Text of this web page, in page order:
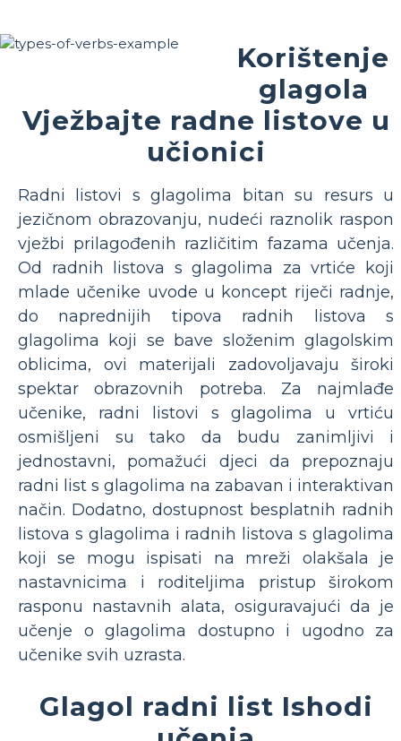
Korištenje
glagola
Vježbajte radne listove u
učionici
Radni listovi s glagolima bitan su resurs u
jezičnom obrazovanju, nudeći raznolik raspon
vježbi prilagođenih različitim fazama učenja.
Od radnih listova s glagolima za vrtiće koji
mlade učenike uvode u koncept riječi radnje,
do naprednijih tipova radnih listova s
glagolima koji se bave složenim glagolskim
oblicima, ovi materijali zadovoljavaju široki
spektar obrazovnih potreba. Za najmlađe
učenike, radni listovi s glagolima u vrtiću
osmišljeni su tako da budu zanimljivi i
jednostavni, pomažući djeci da prepoznaju
radni list s glagolima na zabavan i interaktivan
način. Dodatno, dostupnost besplatnih radnih
listova s glagolima i radnih listova s glagolima
koji se mogu ispisati na mreži olakšala je
nastavnicima i roditeljima pristup širokom
rasponu nastavnih alata, osiguravajući da je
učenje o glagolima dostupno i ugodno za
učenike svih uzrasta.
Glagol radni list Ishodi